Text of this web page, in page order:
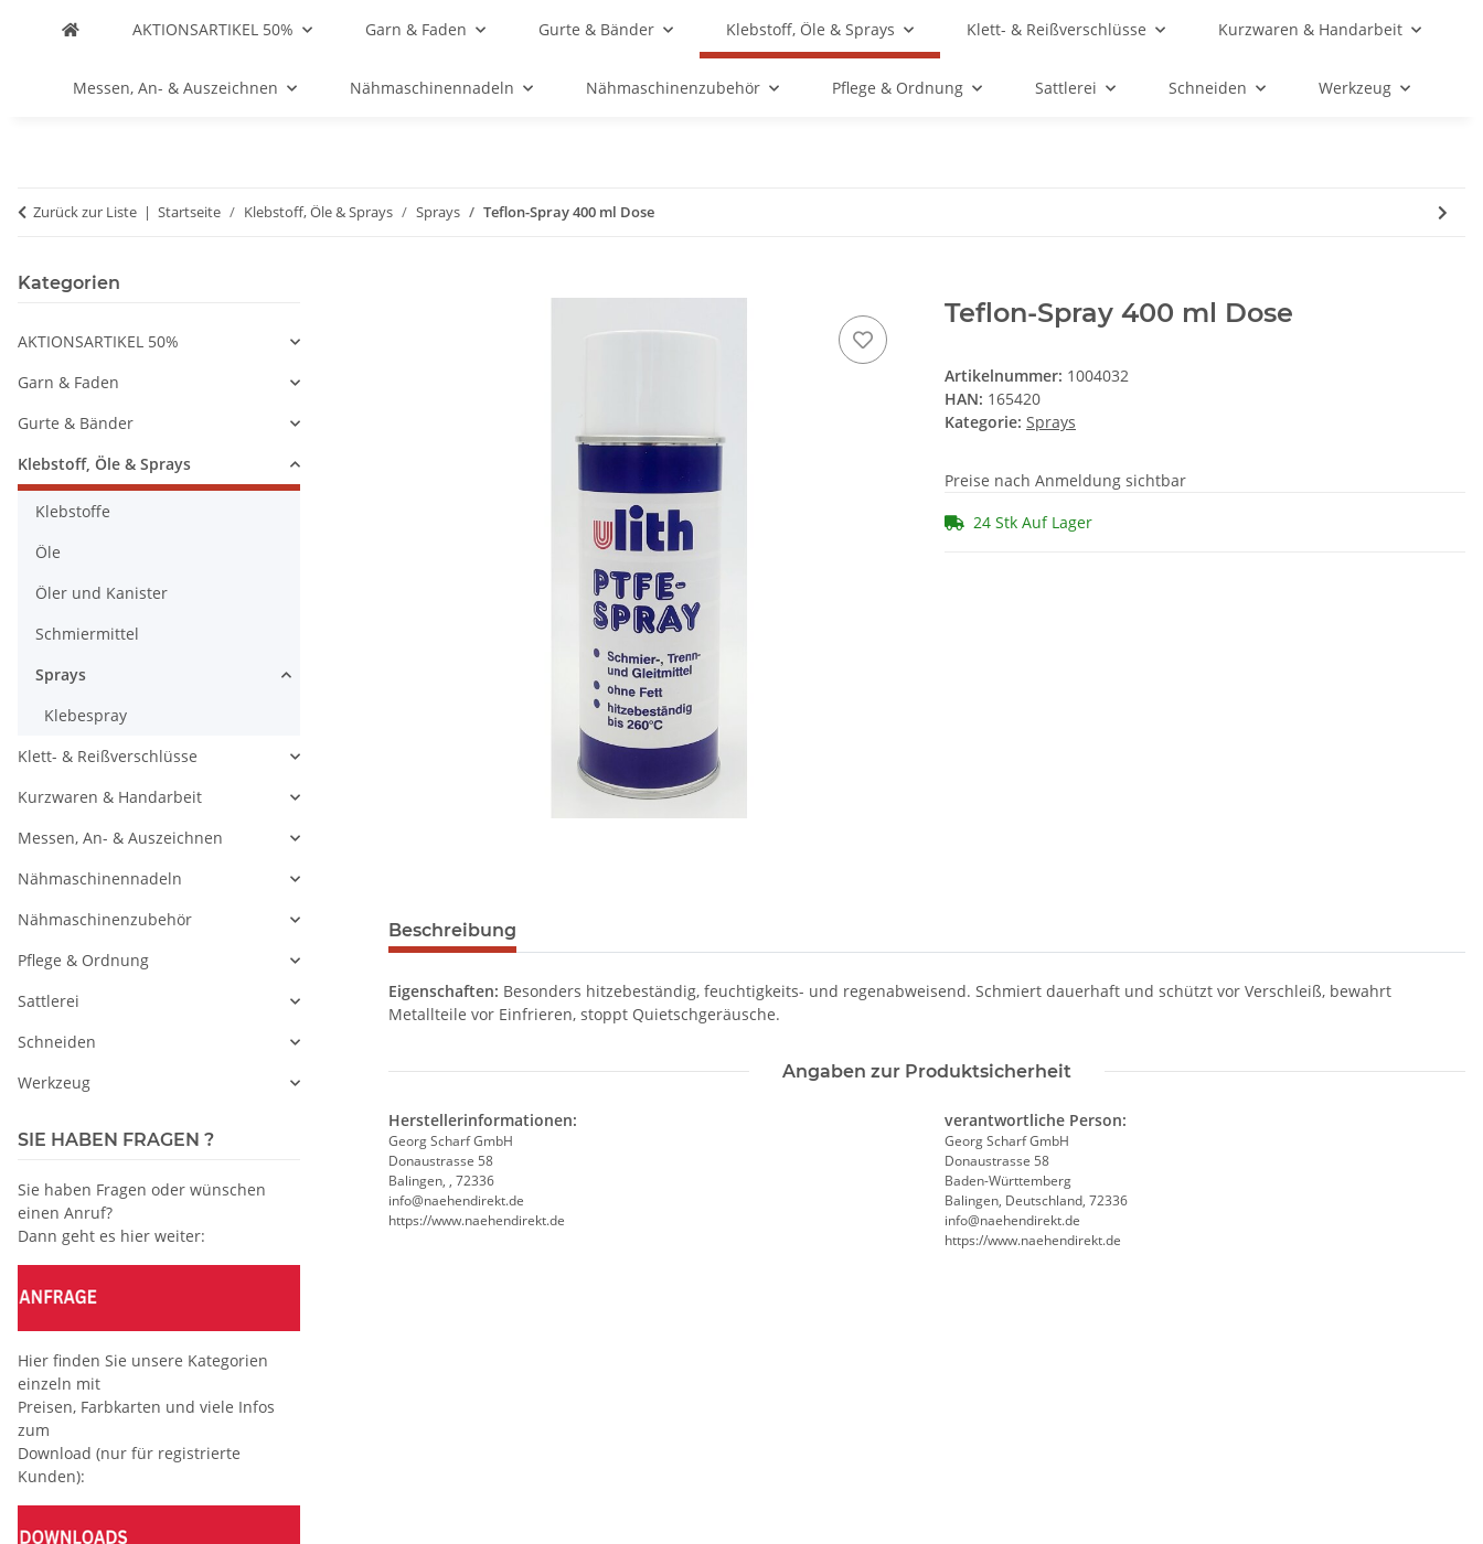
AKTIONSARTIKEL 50% Garn & Faden Gurte & Bänder Klebstoff, Öle & Sprays Klett- & Reißverschlüsse Kurzwaren & Handarbeit
Messen, An- & Auszeichnen Nähmaschinennadeln Nähmaschinenzubehör Pflege & Ordnung Sattlerei Schneiden Werkzeug
Zurück zur Liste Startseite Klebstoff, Öle & Sprays Sprays Teflon-Spray 400 ml Dose
Teflon-Spray 400 ml Dose
Artikelnummer: 1004032
HAN: 165420
Kategorie: Sprays
Preise nach Anmeldung sichtbar
24 Stk Auf Lager
Beschreibung
Eigenschaften: Besonders hitzebeständig, feuchtigkeits- und regenabweisend. Schmiert dauerhaft und schützt vor Verschleiß, bewahrt
Metallteile vor Einfrieren, stoppt Quietschgeräusche.
Angaben zur Produktsicherheit
Herstellerinformationen:
Georg Scharf GmbH
Donaustrasse 58
Balingen, , 72336
info@naehendirekt.de
https://www.naehendirekt.de
verantwortliche Person:
Georg Scharf GmbH
Donaustrasse 58
Baden-Württemberg
Balingen, Deutschland, 72336
info@naehendirekt.de
https://www.naehendirekt.de
Kategorien
AKTIONSARTIKEL 50%
Garn & Faden
Gurte & Bänder
Klebstoff, Öle & Sprays
Klebstoffe
Öle
Öler und Kanister
Schmiermittel
Sprays
Klebespray
Klett- & Reißverschlüsse
Kurzwaren & Handarbeit
Messen, An- & Auszeichnen
Nähmaschinennadeln
Nähmaschinenzubehör
Pflege & Ordnung
Sattlerei
Schneiden
Werkzeug
SIE HABEN FRAGEN ?
Sie haben Fragen oder wünschen
einen Anruf?
Dann geht es hier weiter:
Hier finden Sie unsere Kategorien
einzeln mit
Preisen, Farbkarten und viele Infos
zum
Download (nur für registrierte
Kunden):